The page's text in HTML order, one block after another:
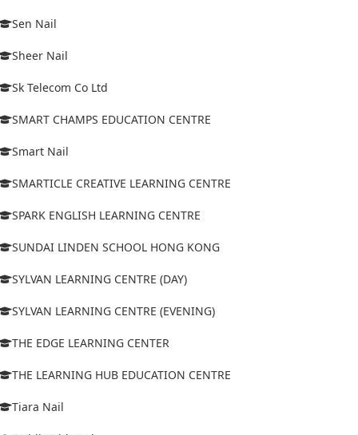
Sen Nail
Sheer Nail
Sk Telecom Co Ltd
SMART CHAMPS EDUCATION CENTRE
Smart Nail
SMARTICLE CREATIVE LEARNING CENTRE
SPARK ENGLISH LEARNING CENTRE
SUNDAI LINDEN SCHOOL HONG KONG
SYLVAN LEARNING CENTRE (DAY)
SYLVAN LEARNING CENTRE (EVENING)
THE EDGE LEARNING CENTER
THE LEARNING HUB EDUCATION CENTRE
Tiara Nail